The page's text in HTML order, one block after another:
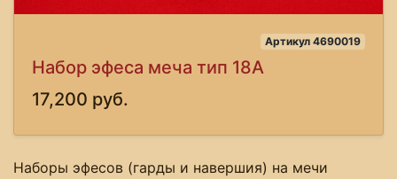
Артикул 4690019
Набор эфеса меча тип 18А
17,200 руб.
Наборы эфесов (гарды и навершия) на мечи